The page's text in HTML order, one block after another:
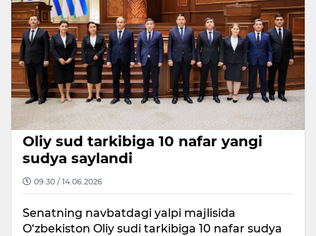
Oliy sud tarkibiga 10 nafar yangi
sudya saylandi
09:30 / 14.06.2026
Senatning navbatdagi yalpi majlisida
O‘zbekiston Oliy sudi tarkibiga 10 nafar sudya